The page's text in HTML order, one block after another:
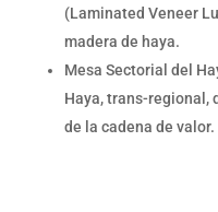
(Laminated Veneer
madera de haya.
Mesa Sectorial del
Haya, trans-regional,
de la cadena de valor.